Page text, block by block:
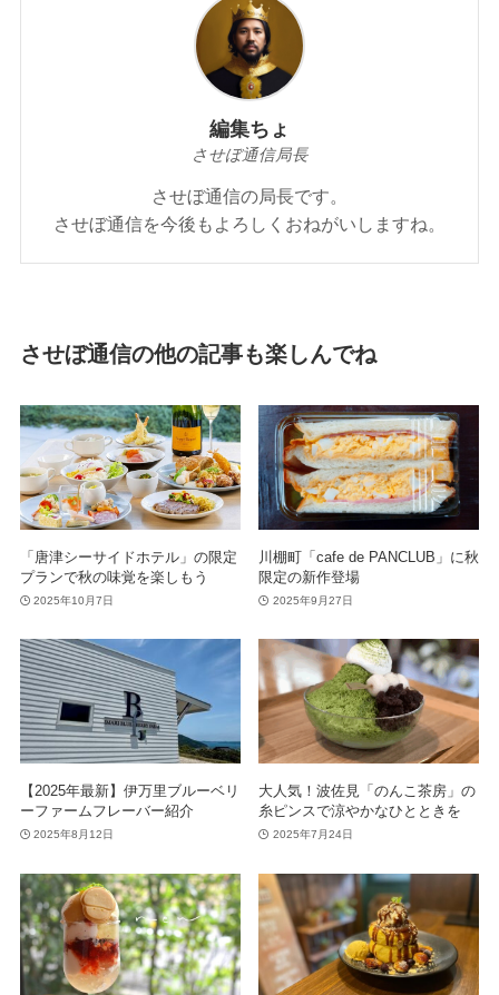
編集ちょ
させぼ通信局長
させぼ通信の局長です。
させぼ通信を今後もよろしくおねがいしますね。
させぼ通信の他の記事も楽しんでね
「唐津シーサイドホテル」の限定
プランで秋の味覚を楽しもう
2025年10月7日
川棚町「cafe de PANCLUB」に秋
限定の新作登場
2025年9月27日
【2025年最新】伊万里ブルーベリ
ーファームフレーバー紹介
2025年8月12日
大人気！波佐見「のんこ茶房」の
糸ピンスで涼やかなひとときを
2025年7月24日